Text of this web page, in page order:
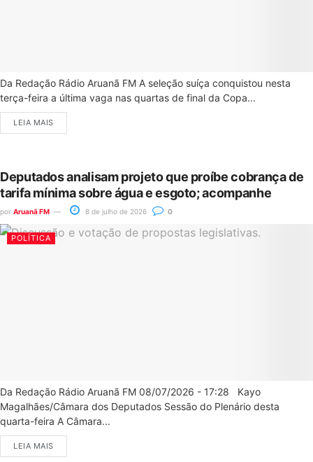
Da Redação Rádio Aruanã FM A seleção suíça conquistou nesta
terça-feira a última vaga nas quartas de final da Copa...
LEIA MAIS
Deputados analisam projeto que proíbe cobrança de
tarifa mínima sobre água e esgoto; acompanhe
por Aruanã FM 8 de julho de 2026 0
POLÍTICA
Da Redação Rádio Aruanã FM 08/07/2026 - 17:28 Kayo
Magalhães/Câmara dos Deputados Sessão do Plenário desta
quarta-feira A Câmara...
LEIA MAIS